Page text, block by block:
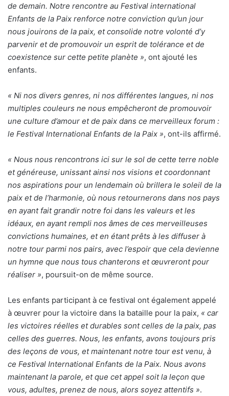
de demain. Notre rencontre au Festival international
Enfants de la Paix renforce notre conviction qu’un jour
nous jouirons de la paix, et consolide notre volonté d’y
parvenir et de promouvoir un esprit de tolérance et de
coexistence sur cette petite planète », ont ajouté les
enfants.
« Ni nos divers genres, ni nos différentes langues, ni nos
multiples couleurs ne nous empêcheront de promouvoir
une culture d’amour et de paix dans ce merveilleux forum :
le Festival International Enfants de la Paix », ont-ils affirmé.
« Nous nous rencontrons ici sur le sol de cette terre noble
et généreuse, unissant ainsi nos visions et coordonnant
nos aspirations pour un lendemain où brillera le soleil de la
paix et de l’harmonie, où nous retournerons dans nos pays
en ayant fait grandir notre foi dans les valeurs et les
idéaux, en ayant rempli nos âmes de ces merveilleuses
convictions humaines, et en étant prêts à les diffuser à
notre tour parmi nos pairs, avec l’espoir que cela devienne
un hymne que nous tous chanterons et œuvreront pour
réaliser », poursuit-on de même source.
Les enfants participant à ce festival ont également appelé
à œuvrer pour la victoire dans la bataille pour la paix, « car
les victoires réelles et durables sont celles de la paix, pas
celles des guerres. Nous, les enfants, avons toujours pris
des leçons de vous, et maintenant notre tour est venu, à
ce Festival International Enfants de la Paix. Nous avons
maintenant la parole, et que cet appel soit la leçon que
vous, adultes, prenez de nous, alors soyez attentifs ».